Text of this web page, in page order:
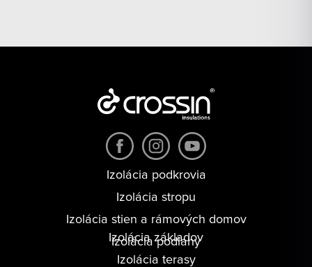
Izolácia podkrovia
Izolácia stropu
Izolácia stien a rámových domov
Izolácia podlahy
Izolácia základov
Izolácia terasy